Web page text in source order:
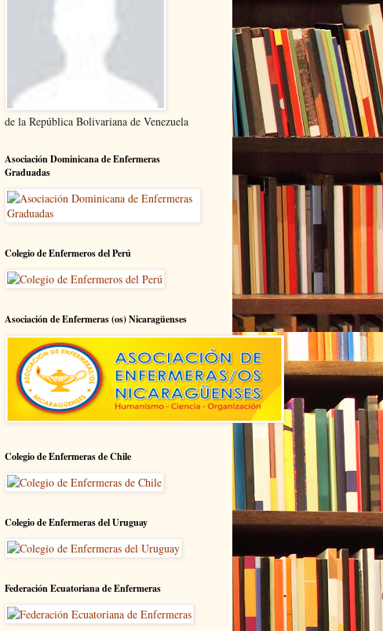
de la República Bolivariana de Venezuela
Asociación Dominicana de Enfermeras
Graduadas
Colegio de Enfermeros del Perú
Asociación de Enfermeras (os) Nicaragüenses
Colegio de Enfermeras de Chile
Colegio de Enfermeras del Uruguay
Federación Ecuatoriana de Enfermeras